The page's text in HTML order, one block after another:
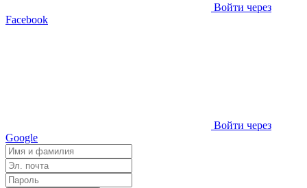
Войти через
Facebook
Войти через
Google